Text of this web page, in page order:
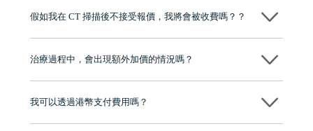
牌」、「2025香港企業領袖品牌」，是諾貝爾種植系統全球放心植牙中
至今已服務超過三十個國家和地區的顧客，受到粵港澳大灣區及周邊城
市市民極高的口碑評價及信任推薦 珠海、深圳設有八大分院，香港亦設
有咨詢及服務保障中心，有任何問題都可以隨時預約免費咨詢，讓人十
假如我在 CT 掃描後不接受報價，我將會被收費嗎？？
治療過程中，會出現額外加價的情況嗎？
我可以透過港幣支付費用嗎？